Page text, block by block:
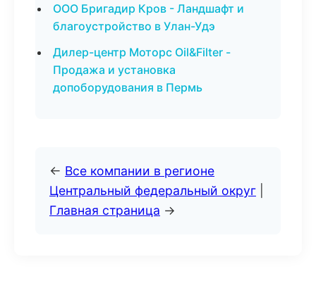
ООО Бригадир Кров - Ландшафт и
благоустройство в Улан-Удэ
Дилер-центр Моторс Oil&Filter -
Продажа и установка
допоборудования в Пермь
← Все компании в регионе
Центральный федеральный округ
Главная страница →